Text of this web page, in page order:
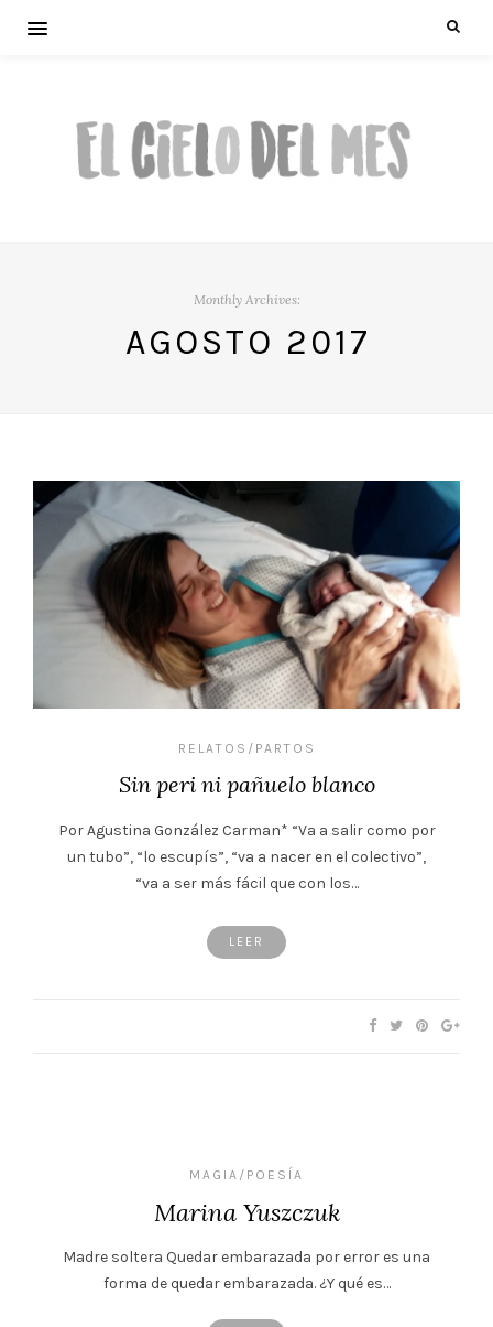
Monthly Archives:
AGOSTO 2017
RELATOS/PARTOS
Sin peri ni pañuelo blanco
Por Agustina González Carman* “Va a salir como por
un tubo”, “lo escupís”, “va a nacer en el colectivo”,
“va a ser más fácil que con los…
LEER
MAGIA/POESÍA
Marina Yuszczuk
Madre soltera Quedar embarazada por error es una
forma de quedar embarazada. ¿Y qué es…